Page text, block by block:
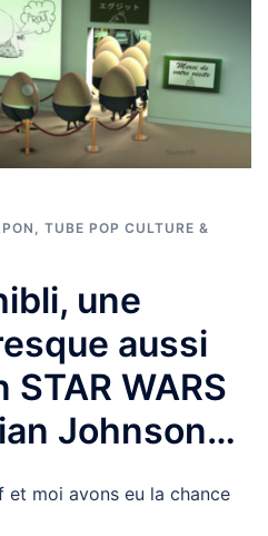
, TUBE POP CULTURE &
une
aussi
STAR WARS
Johnson…
et moi avons eu la chance